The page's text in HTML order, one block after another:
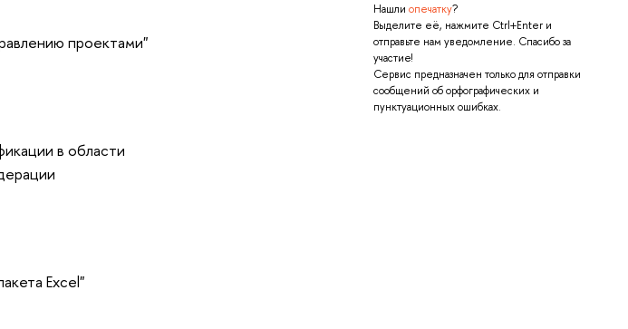
Нашли опечатку?
Выделите её, нажмите Ctrl+Enter и
отправьте нам уведомление. Спасибо за
участие!
Сервис предназначен только для отправки
сообщений об орфографических и
пунктуационных ошибках.
проектами"
в области
Excel"